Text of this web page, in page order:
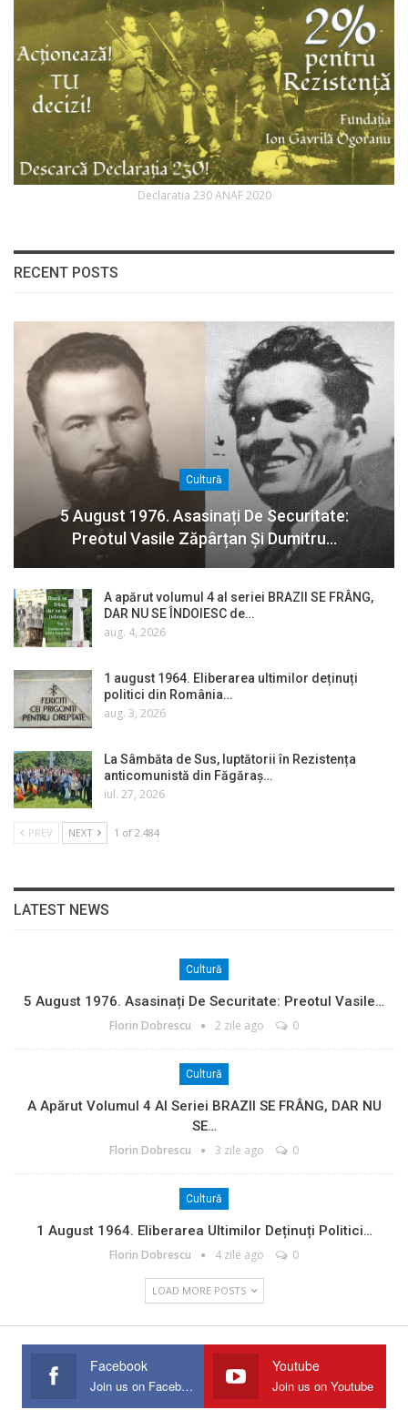
Declaratia 230 ANAF 2020
RECENT POSTS
Cultură
5 August 1976. Asasinați De Securitate:
Preotul Vasile Zăpârțan Și Dumitru…
A apărut volumul 4 al seriei BRAZII SE FRÂNG,
DAR NU SE ÎNDOIESC de…
aug. 4, 2026
1 august 1964. Eliberarea ultimilor deținuți
politici din România…
aug. 3, 2026
La Sâmbăta de Sus, luptătorii în Rezistența
anticomunistă din Făgăraș…
iul. 27, 2026
PREV NEXT 1 of 2.484
LATEST NEWS
Cultură
5 August 1976. Asasinați De Securitate: Preotul Vasile…
Florin Dobrescu 2 zile ago 0
Cultură
A Apărut Volumul 4 Al Seriei BRAZII SE FRÂNG, DAR NU
SE…
Florin Dobrescu 3 zile ago 0
Cultură
1 August 1964. Eliberarea Ultimilor Deținuți Politici…
Florin Dobrescu 4 zile ago 0
LOAD MORE POSTS
Facebook
Join us on Facebook
Youtube
Join us on Youtube